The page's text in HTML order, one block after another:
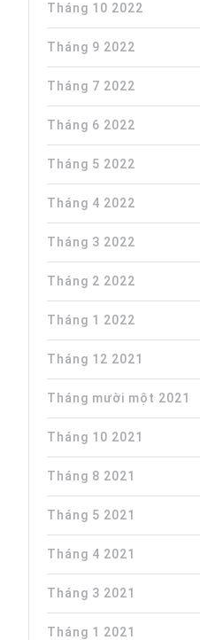
Tháng 10 2022
Tháng 9 2022
Tháng 7 2022
Tháng 6 2022
Tháng 5 2022
Tháng 4 2022
Tháng 3 2022
Tháng 2 2022
Tháng 1 2022
Tháng 12 2021
Tháng mười một 2021
Tháng 10 2021
Tháng 8 2021
Tháng 5 2021
Tháng 4 2021
Tháng 3 2021
Tháng 1 2021